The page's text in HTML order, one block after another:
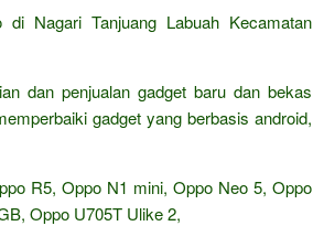
Nagari Tanjuang Labuah Kecamatan
dan penjualan gadget baru dan bekas
gadget yang berbasis android,
R5, Oppo N1 mini, Oppo Neo 5, Oppo
Oppo U705T Ulike 2,